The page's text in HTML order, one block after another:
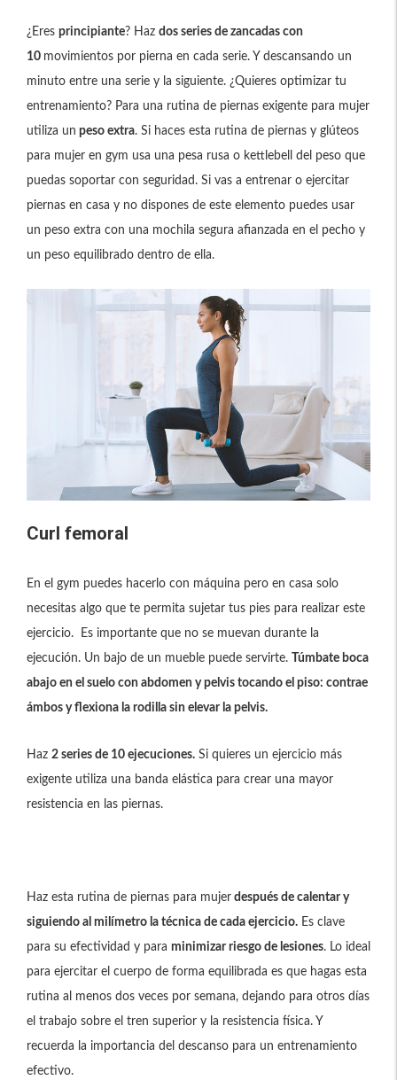
¿Eres principiante? Haz dos series de zancadas con
10 movimientos por pierna en cada serie. Y descansando un
minuto entre una serie y la siguiente. ¿Quieres optimizar tu
entrenamiento? Para una rutina de piernas exigente para mujer
utiliza un peso extra. Si haces esta rutina de piernas y glúteos
para mujer en gym usa una pesa rusa o kettlebell del peso que
puedas soportar con seguridad. Si vas a entrenar o ejercitar
piernas en casa y no dispones de este elemento puedes usar
un peso extra con una mochila segura afianzada en el pecho y
un peso equilibrado dentro de ella.
Curl femoral
En el gym puedes hacerlo con máquina pero en casa solo
necesitas algo que te permita sujetar tus pies para realizar este
ejercicio. Es importante que no se muevan durante la
ejecución. Un bajo de un mueble puede servirte.
Túmbate boca
abajo en el suelo con abdomen y pelvis tocando el piso: contrae
ámbos y flexiona la rodilla sin elevar la pelvis.
Haz 2 series de 10 ejecuciones. Si quieres un ejercicio más
exigente utiliza una banda elástica para crear una mayor
resistencia en las piernas.
Haz esta rutina de piernas para mujer después de calentar y
siguiendo al milímetro la técnica de cada ejercicio. Es clave
para su efectividad y para minimizar riesgo de lesiones. Lo ideal
para ejercitar el cuerpo de forma equilibrada es que hagas esta
rutina al menos dos veces por semana, dejando para otros días
el trabajo sobre el tren superior y la resistencia física. Y
recuerda la importancia del descanso para un entrenamiento
efectivo.